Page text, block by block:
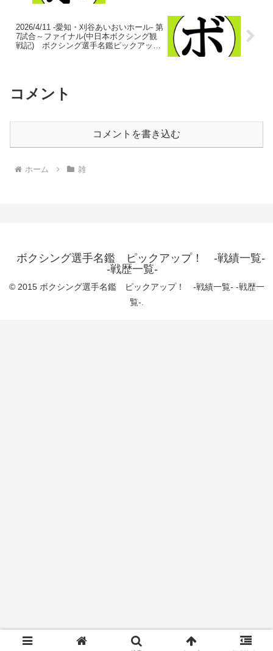
2026/4/11 -愛知・刈谷あいおいホール- 第
7試合～ファイナル(中日本ボクシング観
戦記) ボクシング選手名鑑ピックアッ
コメント
コメントを書き込む
ホーム 雑
ボクシング選手名鑑 ピックアップ！ -戦績一覧-
-戦歴一覧-
© 2015 ボクシング選手名鑑 ピックアップ！ -戦績一覧- -戦歴一
覧-.